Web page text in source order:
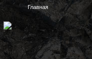
Главная